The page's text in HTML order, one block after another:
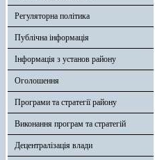
Регуляторна політика
Публічна інформація
Інформація з установ району
Оголошення
Програми та стратегії району
Виконання програм та стратегій
Децентралізація влади